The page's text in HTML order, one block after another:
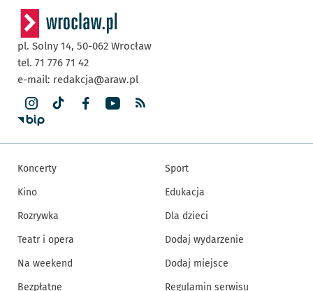
pl. Solny 14, 50-062 Wrocław
tel. 71 776 71 42
e-mail: redakcja@araw.pl
Koncerty
Kino
Rozrywka
Teatr i opera
Na weekend
Bezpłatne
Sport
Edukacja
Dla dzieci
Dodaj wydarzenie
Dodaj miejsce
Regulamin serwisu